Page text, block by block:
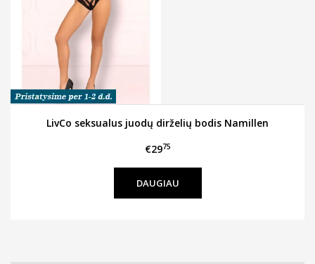
LivCo seksualus juodų dirželių bodis Namillen
€2975
DAUGIAU